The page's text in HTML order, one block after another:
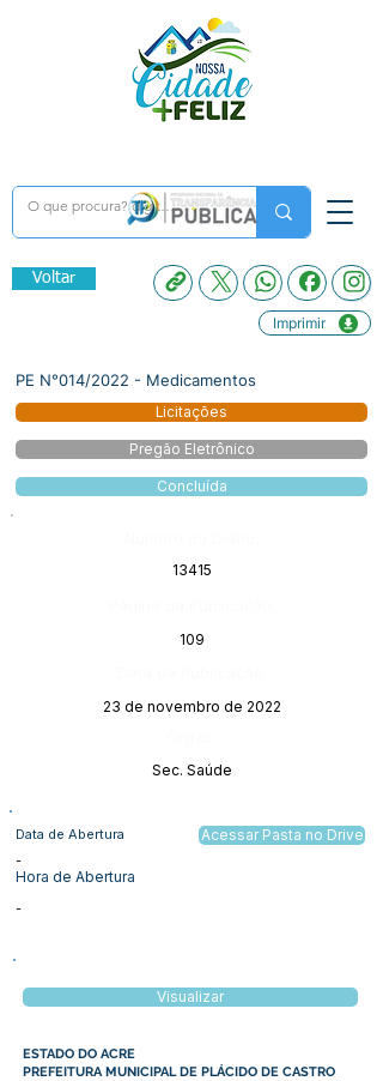
Voltar
Imprimir
PE N°014/2022 - Medicamentos
Licitações
Pregão Eletrônico
Concluída
13415
109
23 de novembro de 2022
Sec. Saúde
Data de Abertura
-
Hora de Abertura
-
Acessar Pasta no Drive
Visualizar
ESTADO DO ACRE
PREFEITURA MUNICIPAL DE PLÁCIDO DE CASTRO